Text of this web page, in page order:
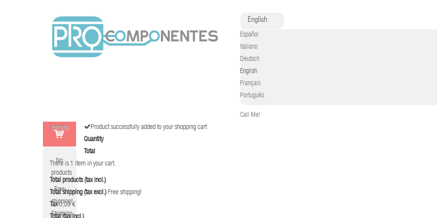
English
Español
Italiano
Deutsch
English
Français
Português
Call Me!
(empty)
No
products
Free
shipping!
Shipping
Product successfully added to your shopping cart
Quantity
Total
There is 1 item in your cart.
Total products (tax incl.)
Total shipping (tax excl.) Free shipping!
Tax 0,00 €